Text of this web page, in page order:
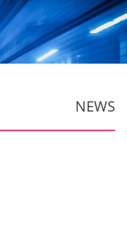
NEWS